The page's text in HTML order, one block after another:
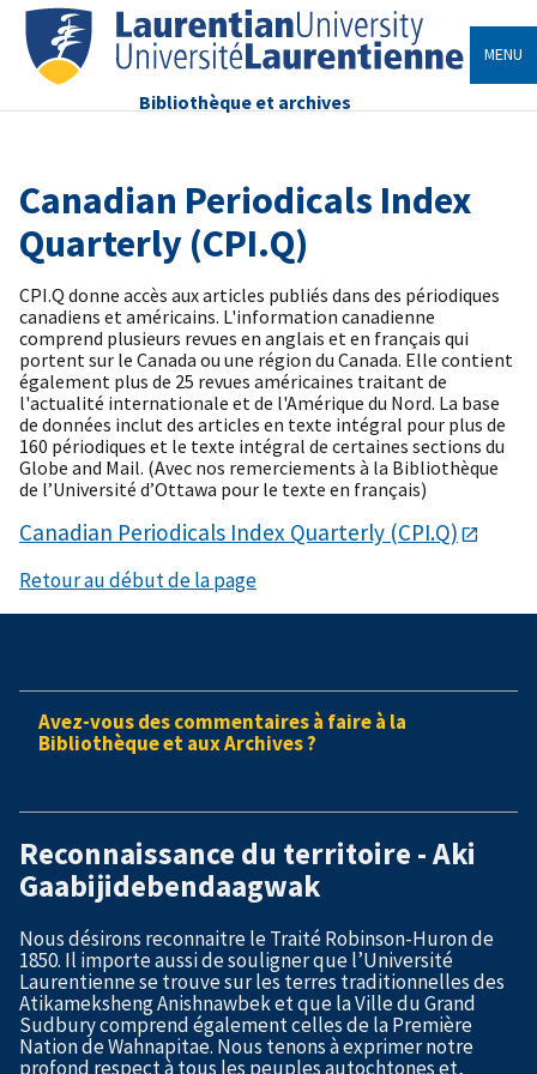
Bibliothèque et archives
MENU
Canadian Periodicals Index
Quarterly (CPI.Q)
Canadian Periodicals Index Quarterly (CPI.Q)
CPI.Q donne accès aux articles publiés dans des périodiques
canadiens et américains. L'information canadienne
comprend plusieurs revues en anglais et en français qui
portent sur le Canada ou une région du Canada. Elle contient
également plus de 25 revues américaines traitant de
l'actualité internationale et de l'Amérique du Nord. La base
de données inclut des articles en texte intégral pour plus de
160 périodiques et le texte intégral de certaines sections du
Globe and Mail. (Avec nos remerciements à la Bibliothèque
de l’Université d’Ottawa pour le texte en français)
Retour au début de la page
Avez-vous des commentaires à faire à la
Bibliothèque et aux Archives ?
Reconnaissance du territoire - Aki
Gaabijidebendaagwak
Nous désirons reconnaitre le Traité Robinson-Huron de
1850. Il importe aussi de souligner que l’Université
Laurentienne se trouve sur les terres traditionnelles des
Atikameksheng Anishnawbek et que la Ville du Grand
Sudbury comprend également celles de la Première
Nation de Wahnapitae. Nous tenons à exprimer notre
profond respect à tous les peuples autochtones et,